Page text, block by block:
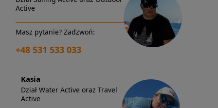
Active
Masz pytanie? Zadzwoń:
+48 531 533 033
Kasia
Dział Water Active oraz Travel
Active